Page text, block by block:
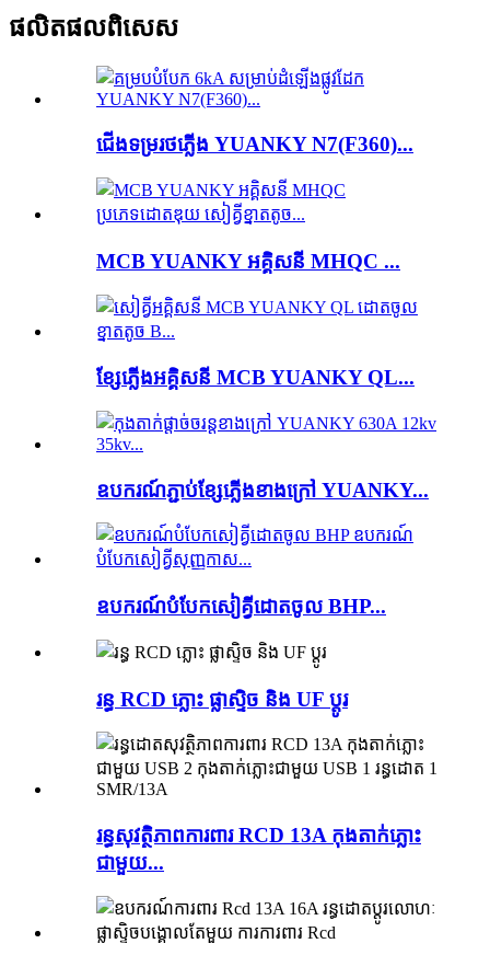
ផលិតផល​ពិសេស
ជើងទម្រ​រថភ្លើង YUANKY N7(F360)...
MCB YUANKY អគ្គិសនី MHQC ...
ខ្សែភ្លើងអគ្គិសនី MCB YUANKY QL...
ឧបករណ៍ភ្ជាប់ខ្សែភ្លើងខាងក្រៅ YUANKY...
ឧបករណ៍​បំបែក​សៀគ្វី​ដោត​ចូល BHP...
រន្ធ RCD ភ្លោះ ផ្លាស្ទិច និង UF ប្តូរ
រន្ធសុវត្ថិភាពការពារ RCD 13A កុងតាក់ភ្លោះ
ជាមួយ...